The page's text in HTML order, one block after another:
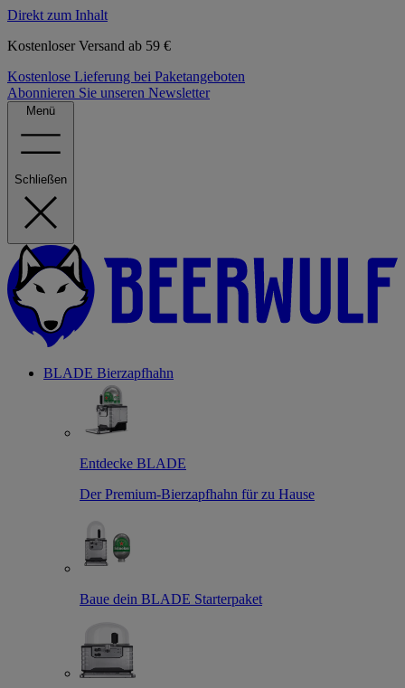
Direkt zum Inhalt
Kostenloser Versand ab 59 €
Kostenlose Lieferung bei Paketangeboten
Abonnieren Sie unseren Newsletter
Menü
Schließen
BLADE Bierzapfhahn
Entdecke BLADE
Der Premium-Bierzapfhahn für zu Hause
Baue dein BLADE Starterpaket